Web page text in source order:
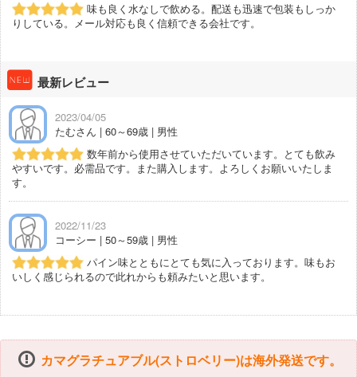
味も良く水なしで飲める。配送も迅速で包装もしっか
りしている。メール対応も良く信頼できる会社です。
最新レビュー
2023/04/05
たむさん | 60～69歳 | 男性
数年前から使用させていただいています。とても飲み
やすいです。必需品です。また購入します。よろしくお願いいたしま
す。
2022/11/23
コーシー | 50～59歳 | 男性
パイン味とともにとても気に入っております。味もお
いしく感じられるので此れからも頼みたいと思います。
カマグラチュアブル(ストロベリー)は海外発送です。